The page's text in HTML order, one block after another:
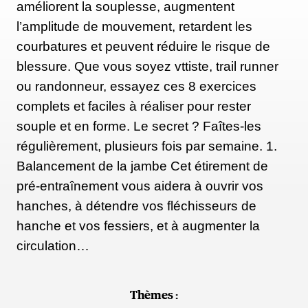
effort d'au moins 7 ou 8/10… ce qui signifie que si
vous avez fait autant de répétitions que possible
jusqu'à l'échec, vous sentez que vous pourriez faire
encore 2 ou 3 répétitions à la fin d'une série de 10.
Elle note que la plupart des gens n’utilisent pas
suffisamment les poids et ne profitent donc pas des
avantages qu'une charge plus élevée peut offrir.
Alors, si vous aimez soulever des poids lourds, vous
avez de la chance : le principe scientifique de la
surcharge stipule que nous devons continuellement
nous mettre au défi ou surcharger nos muscles afin
allure à chaque entraînement en s'imaginant obtenir
améliorent la souplesse, augmentent
l’amplitude de mouvement, retardent les
courbatures et peuvent réduire le risque de
blessure. Que vous soyez vttiste, trail runner
ou randonneur, essayez ces 8 exercices
complets et faciles à réaliser pour rester
souple et en forme. Le secret ? Faîtes-les
régulièrement, plusieurs fois par semaine. 1.
Balancement de la jambe Cet étirement de
pré-entraînement vous aidera à ouvrir vos
hanches, à détendre vos fléchisseurs de
hanche et vos fessiers, et à augmenter la
circulation…
Thèmes :